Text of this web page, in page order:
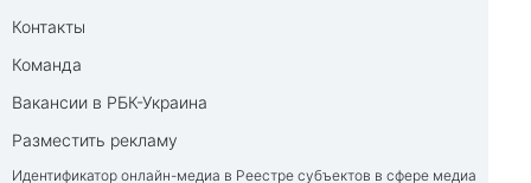
Контакты
Команда
Вакансии в РБК-Украина
Разместить рекламу
Идентификатор онлайн-медиа в Реестре субъектов в сфере медиа